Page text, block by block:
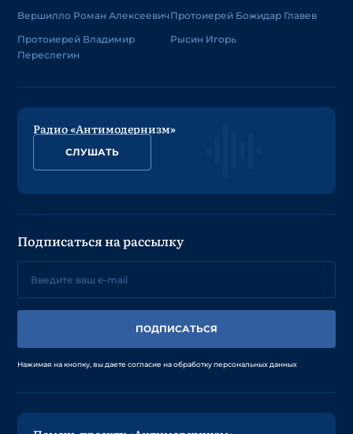
Вершилло Роман Алексеевич
Протоиерей Владимир
Переслегин
Протоиерей Божидар Главев
Рысин Игорь
Радио «Антимодернизм»
СЛУШАТЬ
Подписаться на рассылку
ПОДПИСАТЬСЯ
Нажимая на кнопку, вы даете согласие на обработку персональных данных